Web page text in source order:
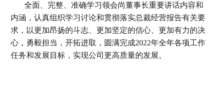
全面、完整、准确学习领会尚董事长重要讲话内容和
内涵，认真组织学习讨论和贯彻落实总裁经营报告有关要
求，以更加昂扬的斗志、更加坚定的信心、更加有力的决
心，勇毅担当，开拓进取，圆满完成2022年全年各项工作
任务和发展目标，实现公司更高质量的发展。